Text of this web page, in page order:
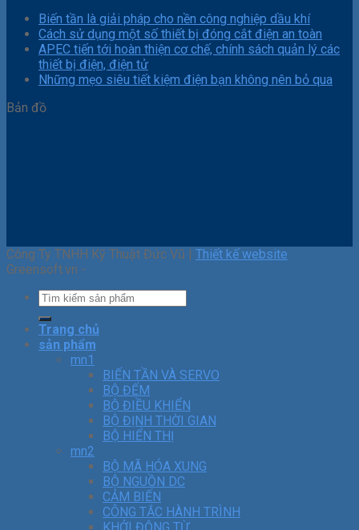
Biến tần là giải pháp cho nền công nghiệp dầu khí
Cách sử dụng một số thiết bị đóng cắt điện an toàn
APEC tiến tới hoàn thiện cơ chế, chính sách quản lý các
thiết bị điện, điện tử
Những mẹo siêu tiết kiệm điện bạn không nên bỏ qua
Bản đồ
Công Ty TNHH Kỹ Thuật Đức Vũ | Thiết kế website
Greensoft.vn -
Trang chủ
sản phẩm
mn1
BIẾN TẦN VÀ SERVO
BỘ ĐẾM
BỘ ĐIỀU KHIỂN
BỘ ĐỊNH THỜI GIAN
BỘ HIỂN THỊ
mn2
BỘ MÃ HÓA XUNG
BỘ NGUỒN DC
CẢM BIẾN
CÔNG TẮC HÀNH TRÌNH